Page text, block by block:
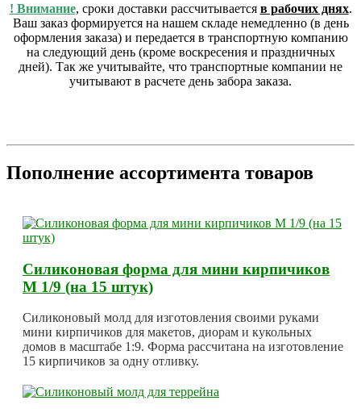
! Внимание, сроки доставки рассчитывается в рабочих днях.
Ваш заказ формируется на нашем складе немедленно (в день
оформления заказа) и передается в транспортную компанию
на следующий день (кроме воскресения и праздничных
дней). Так же учитывайте, что транспортные компании не
учитывают в расчете день забора заказа.
Пополнение ассортимента товаров
Силиконовая форма для мини кирпичиков
М 1/9 (на 15 штук)
Силиконовый молд для изготовления своими руками
мини кирпичиков для макетов, диорам и кукольных
домов в масштабе 1:9. Форма рассчитана на изготовление
15 кирпичиков за одну отливку.